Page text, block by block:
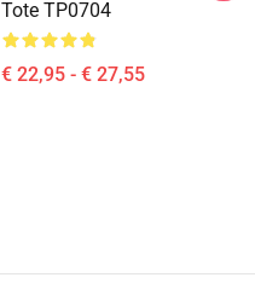
Tote TP0704
€ 22,95 - € 27,55